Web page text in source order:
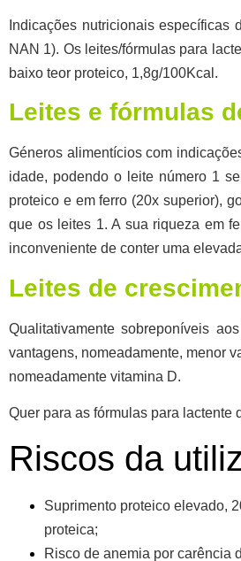
Indicações nutricionais específicas
NAN 1). Os leites/fórmulas para
baixo teor proteico, 1,8g/100Kcal.
Leites e fórmulas
Géneros alimentícios com
idade, podendo o leite número 1
proteico e em ferro (20x superior),
que os leites 1. A sua riqueza em
inconveniente de conter uma
Leites de
Qualitativamente sobreponíveis
vantagens, nomeadamente, menor
nomeadamente vitamina D.
Quer para as fórmulas para lactente
Riscos da
Suprimento proteico elevado,
proteica;
Risco de anemia por carência